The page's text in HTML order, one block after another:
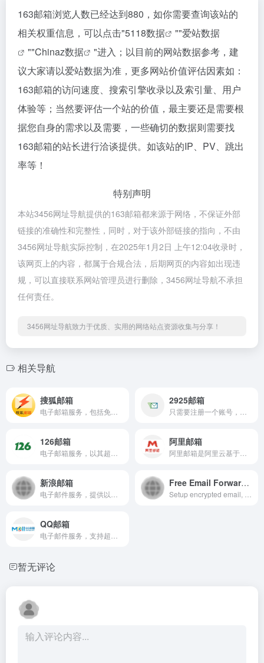
163邮箱浏览人数已经达到880，如你需要查询该站的
相关权重信息，可以点击"5118数据 ""爱站数据
""Chinaz数据
"进入；以目前的网站数据参考，建
议大家请以爱站数据为准，更多网站价值评估因素如：
163邮箱的访问速度、搜索引擎收录以及索引量、用户
体验等；当然要评估一个站的价值，最主要还是需要根
据您自身的需求以及需要，一些确切的数据则需要找
163邮箱的站长进行洽谈提供。如该站的IP、PV、跳出
率等！
特别声明
本站3456网址导航提供的163邮箱都来源于网络，不保证外部
链接的准确性和完整性，同时，对于该外部链接的指向，不由
3456网址导航实际控制，在2025年1月2日 上午12:04收录时，
该网页上的内容，都属于合规合法，后期网页的内容如出现违
规，可以直接联系网站管理员进行删除，3456网址导航不承担
任何责任。
3456网址导航致力于优质、实用的网络站点资源收集与分享！
相关导航
搜狐邮箱 2925邮箱
126邮箱 阿里邮箱
新浪邮箱 Free Email Forwarding for Custom Domains
QQ邮箱
暂无评论